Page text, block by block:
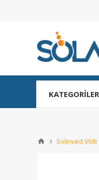
KATEGORILER
Solinved VMII